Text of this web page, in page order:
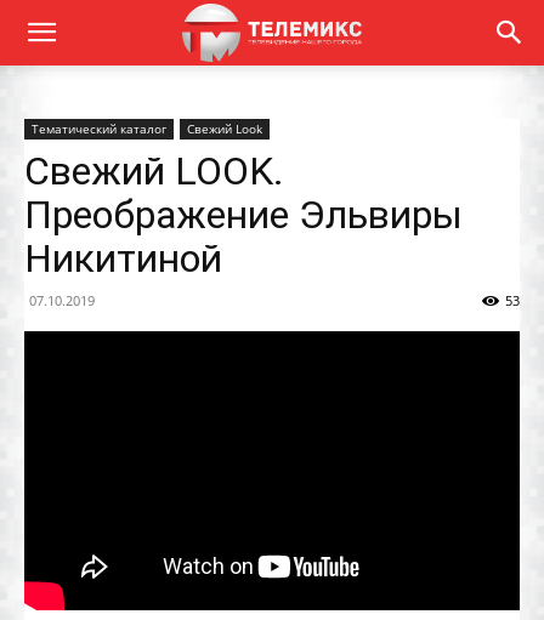
Тематический каталог Свежий Look
Свежий LOOK.
Преображение Эльвиры
Никитиной
07.10.2019 53